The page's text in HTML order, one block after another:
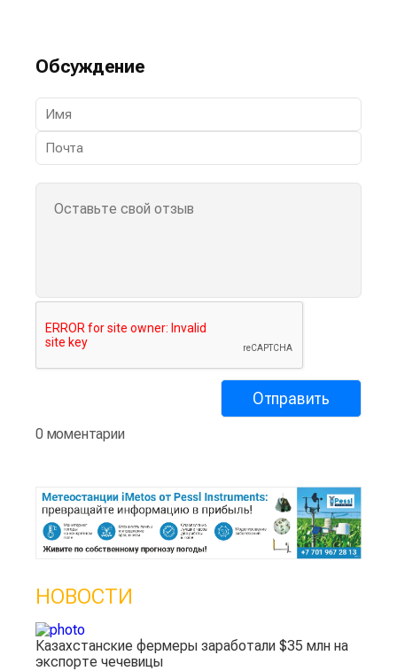
Обсуждение
0 моментарии
НОВОСТИ
Казахстанские фермеры заработали $35 млн на
экспорте чечевицы